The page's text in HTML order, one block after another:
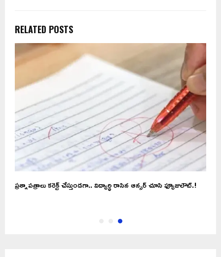
RELATED POSTS
ప్రశ్నాపత్రాలు కరెక్ట్ చేస్తుండగా.. విద్యార్ధి రాసిన ఆన్సర్ చూసి ఫ్యూజులౌట్.!